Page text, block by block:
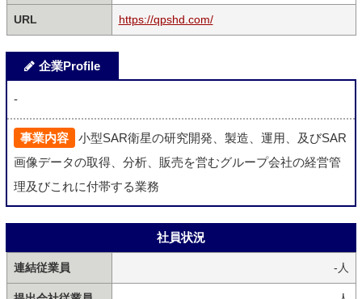
URL https://qpshd.com/
企業Profile
-
事業内容
小型SAR衛星の研究開発、製造、運用、及びSAR
画像データの取得、分析、販売を営むグループ会社の経営管
理及びこれに付帯する業務
社員状況
連結従業員 -人